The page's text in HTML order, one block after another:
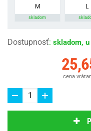
M
skladom
L
Dostupnosť: skladom,
cena